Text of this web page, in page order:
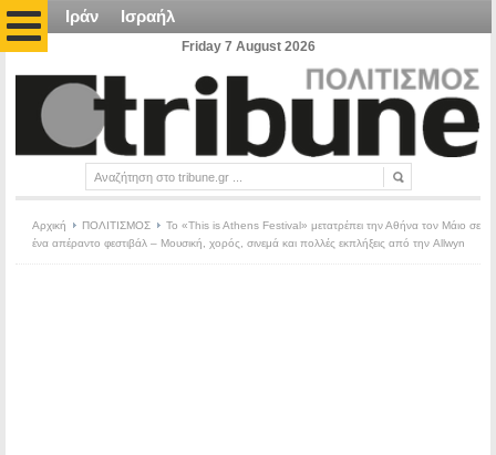
Ιράν Ισραήλ
Friday 7 August 2026
Αρχική ΠΟΛΙΤΙΣΜΟΣ
Το «This is Athens Festival» μετατρέπει την Αθήνα τον Μάιο σε
ένα απέραντο φεστιβάλ – Μουσική, χορός, σινεμά και πολλές εκπλήξεις από την Allwyn